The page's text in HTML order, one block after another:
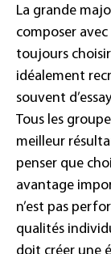
La grande
composer
toujours
idéalement
souvent
Tous les
meilleur
penser que
avantage
n’est pas
qualités